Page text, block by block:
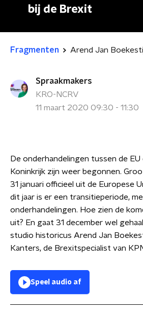
bij de Brexit
Fragmenten
Spraakmakers
KRO-NCRV
11 maart 2020 09:30 - 11:30
De onderhandelingen tussen de
Koninkrijk zijn weer begonnen.
31 januari officieel uit de Europese
dit jaar is er een transitieperiode,
onderhandelingen. Hoe zien de
uit? En gaat 31 december wel
studio historicus Arend Jan
Kanters, de Brexitspecialist van
Speel audio af